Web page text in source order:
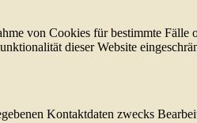
von Cookies für bestimmte Fälle
dieser Website
Kontaktdaten zwecks